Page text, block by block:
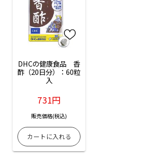
DHCの健康食品　香
酢（20日分）：60粒
入
731円
販売価格(税込)